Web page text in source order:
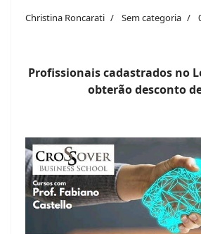
Christina Roncarati Sem categoria
Profissionais cadastrados no
obterão desconto